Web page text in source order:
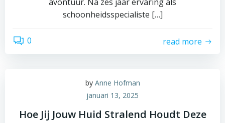
schoonheidsspecialiste […]
0 read more
by Anne Hofman
januari 13, 2025
Hoe Jij Jouw Huid Stralend Houdt Deze